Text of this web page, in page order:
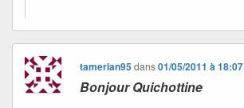
tamerlan95dans01/05/2011 à 18:07
Bonjour Quichottine